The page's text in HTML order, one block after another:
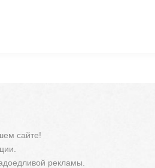
сайте!
рекламы.